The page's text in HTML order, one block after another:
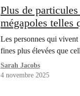
Plus de
mégapoles telles
Les personnes qui
fines plus élevées que
Sarah Jacobs
4 novembre 2025